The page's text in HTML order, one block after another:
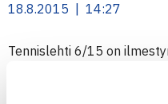
18.8.2015 | 14:27
Tennislehti 6/15 on